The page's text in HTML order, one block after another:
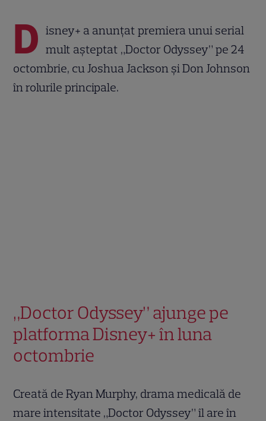
D isney+ a anunțat premiera unui serial
mult așteptat „Doctor Odyssey” pe 24
octombrie, cu Joshua Jackson și Don Johnson
în rolurile principale.
„Doctor Odyssey” ajunge pe
platforma Disney+ în luna
octombrie
Creată de Ryan Murphy, drama medicală de
mare intensitate „Doctor Odyssey” îl are în